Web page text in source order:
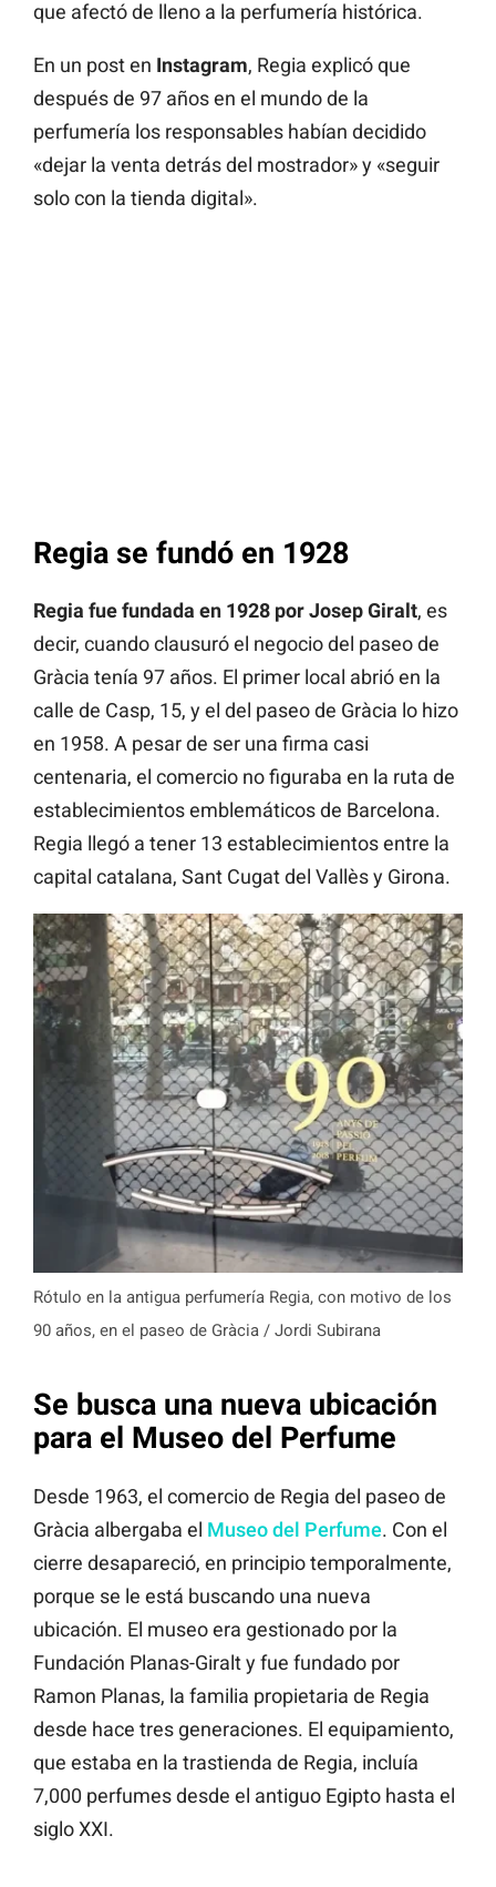
que afectó de lleno a la perfumería histórica.
En un post en Instagram, Regia explicó que
después de 97 años en el mundo de la
perfumería los responsables habían decidido
«dejar la venta detrás del mostrador» y «seguir
solo con la tienda digital».
Regia se fundó en 1928
Regia fue fundada en 1928 por Josep Giralt, es
decir, cuando clausuró el negocio del paseo de
Gràcia tenía 97 años. El primer local abrió en la
calle de Casp, 15, y el del paseo de Gràcia lo hizo
en 1958. A pesar de ser una firma casi
centenaria, el comercio no figuraba en la ruta de
establecimientos emblemáticos de Barcelona.
Regia llegó a tener 13 establecimientos entre la
capital catalana, Sant Cugat del Vallès y Girona.
Rótulo en la antigua perfumería Regia, con motivo de los
90 años, en el paseo de Gràcia / Jordi Subirana
Se busca una nueva ubicación
para el Museo del Perfume
Desde 1963, el comercio de Regia del paseo de
Gràcia albergaba el Museo del Perfume. Con el
cierre desapareció, en principio temporalmente,
porque se le está buscando una nueva
ubicación. El museo era gestionado por la
Fundación Planas-Giralt y fue fundado por
Ramon Planas, la familia propietaria de Regia
desde hace tres generaciones. El equipamiento,
que estaba en la trastienda de Regia, incluía
7,000 perfumes desde el antiguo Egipto hasta el
siglo XXI.